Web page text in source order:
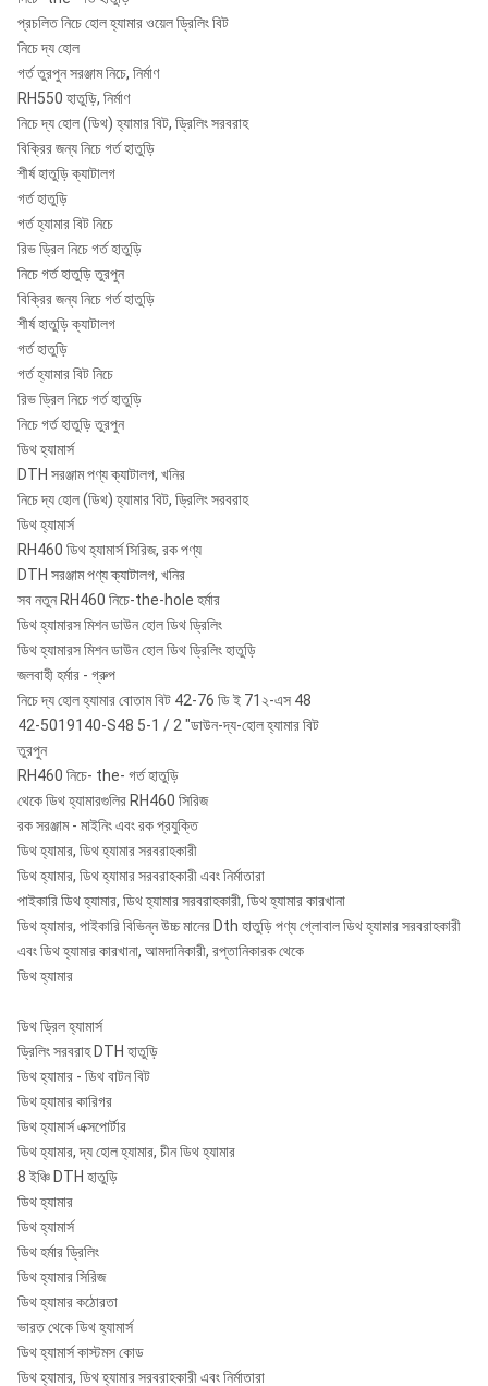
প্রচলিত নিচে হোল হ্যামার ওয়েল ড্রিলিং বিট
নিচে দ্য হোল
গর্ত তুরপুন সরঞ্জাম নিচে, নির্মাণ
RH550 হাতুড়ি, নির্মাণ
নিচে দ্য হোল (ডিথ) হ্যামার বিট, ড্রিলিং সরবরাহ
বিক্রির জন্য নিচে গর্ত হাতুড়ি
শীর্ষ হাতুড়ি ক্যাটালগ
গর্ত হাতুড়ি
গর্ত হ্যামার বিট নিচে
রিভ ড্রিল নিচে গর্ত হাতুড়ি
নিচে গর্ত হাতুড়ি তুরপুন
বিক্রির জন্য নিচে গর্ত হাতুড়ি
শীর্ষ হাতুড়ি ক্যাটালগ
গর্ত হাতুড়ি
গর্ত হ্যামার বিট নিচে
রিভ ড্রিল নিচে গর্ত হাতুড়ি
নিচে গর্ত হাতুড়ি তুরপুন
ডিথ হ্যামার্স
DTH সরঞ্জাম পণ্য ক্যাটালগ, খনির
নিচে দ্য হোল (ডিথ) হ্যামার বিট, ড্রিলিং সরবরাহ
ডিথ হ্যামার্স
RH460 ডিথ হ্যামার্স সিরিজ, রক পণ্য
DTH সরঞ্জাম পণ্য ক্যাটালগ, খনির
সব নতুন RH460 নিচে-the-hole হর্মার
ডিথ হ্যামারস মিশন ডাউন হোল ডিথ ড্রিলিং
ডিথ হ্যামারস মিশন ডাউন হোল ডিথ ড্রিলিং হাতুড়ি
জলবাহী হর্মার - গ্রুপ
নিচে দ্য হোল হ্যামার বোতাম বিট 42-76 ডি ই 71২-এস 48
42-5019140-S48 5-1 / 2 "ডাউন-দ্য-হোল হ্যামার বিট
তুরপুন
RH460 নিচে- the- গর্ত হাতুড়ি
থেকে ডিথ হ্যামারগুলির RH460 সিরিজ
রক সরঞ্জাম - মাইনিং এবং রক প্রযুক্তি
ডিথ হ্যামার, ডিথ হ্যামার সরবরাহকারী
ডিথ হ্যামার, ডিথ হ্যামার সরবরাহকারী এবং নির্মাতারা
পাইকারি ডিথ হ্যামার, ডিথ হ্যামার সরবরাহকারী, ডিথ হ্যামার কারখানা
ডিথ হ্যামার, পাইকারি বিভিন্ন উচ্চ মানের Dth হাতুড়ি পণ্য গ্লোবাল ডিথ হ্যামার সরবরাহকারী
এবং ডিথ হ্যামার কারখানা, আমদানিকারী, রপ্তানিকারক থেকে
ডিথ হ্যামার
ডিথ ড্রিল হ্যামার্স
ড্রিলিং সরবরাহ DTH হাতুড়ি
ডিথ হ্যামার - ডিথ বাটন বিট
ডিথ হ্যামার কারিগর
ডিথ হ্যামার্স এক্সপোর্টার
ডিথ হ্যামার, দ্য হোল হ্যামার, চীন ডিথ হ্যামার
8 ইঞ্চি DTH হাতুড়ি
ডিথ হ্যামার
ডিথ হ্যামার্স
ডিথ হর্মার ড্রিলিং
ডিথ হ্যামার সিরিজ
ডিথ হ্যামার কঠোরতা
ভারত থেকে ডিথ হ্যামার্স
ডিথ হ্যামার্স কাস্টমস কোড
ডিথ হ্যামার, ডিথ হ্যামার সরবরাহকারী এবং নির্মাতারা